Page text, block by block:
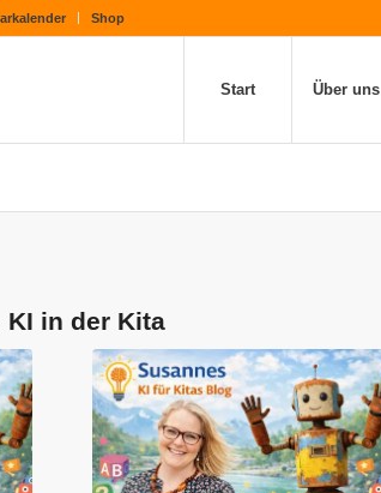
Shop
Start Über uns
KI in der Kita